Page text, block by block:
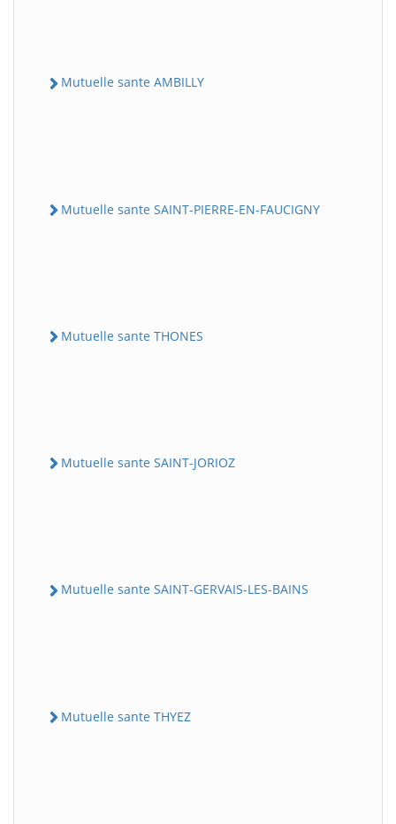
Mutuelle sante AMBILLY
Mutuelle sante SAINT-PIERRE-EN-FAUCIGNY
Mutuelle sante THONES
Mutuelle sante SAINT-JORIOZ
Mutuelle sante SAINT-GERVAIS-LES-BAINS
Mutuelle sante THYEZ